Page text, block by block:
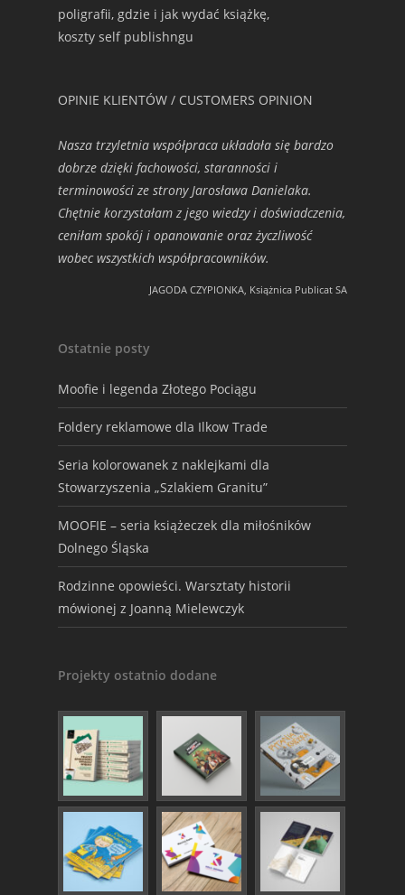
poligrafii, gdzie i jak wydać książkę,
koszty self publishngu
OPINIE KLIENTÓW / CUSTOMERS OPINION
Nasza trzyletnia współpraca układała się bardzo
dobrze dzięki fachowości, staranności i
terminowości ze strony Jarosława Danielaka.
Chętnie korzystałam z jego wiedzy i doświadczenia,
ceniłam spokój i opanowanie oraz życzliwość
wobec wszystkich współpracowników.
JAGODA CZYPIONKA, Książnica Publicat SA
Ostatnie posty
Moofie i legenda Złotego Pociągu
Foldery reklamowe dla Ilkow Trade
Seria kolorowanek z naklejkami dla
Stowarzyszenia „Szlakiem Granitu”
MOOFIE – seria książeczek dla miłośników
Dolnego Śląska
Rodzinne opowieści. Warsztaty historii
mówionej z Joanną Mielewczyk
Projekty ostatnio dodane